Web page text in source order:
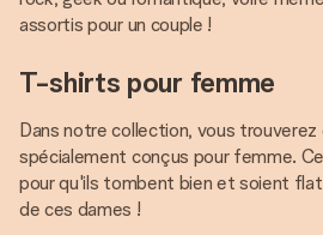
assortis pour un couple !
T-shirts pour femme
Dans notre collection, vous
spécialement conçus pour femme.
pour qu'ils tombent bien et soient
de ces dames !